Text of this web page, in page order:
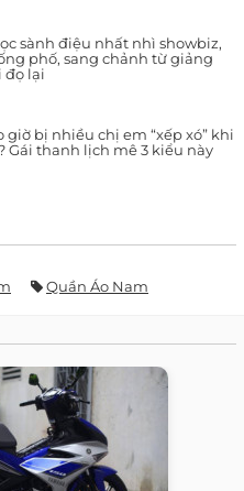
sành điệu nhất nhì showbiz,
phố, sang chảnh từ giảng
đọ lại
giờ bị nhiều chị em “xếp xó” khi
Gái thanh lịch mê 3 kiểu này
Quần Áo Nam